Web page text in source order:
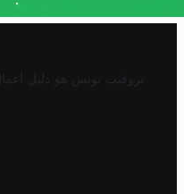
تروفيت تونس هو دليل